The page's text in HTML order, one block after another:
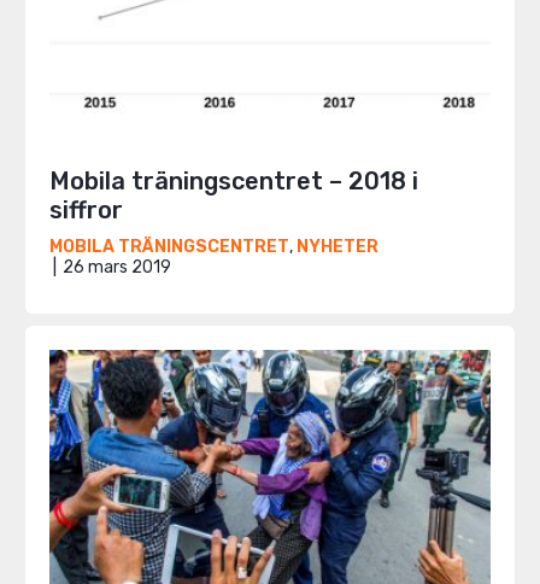
Mobila träningscentret – 2018 i
siffror
MOBILA TRÄNINGSCENTRET, NYHETER
26 mars 2019